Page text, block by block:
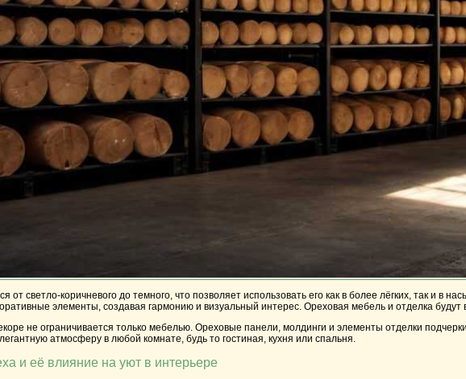
от светло-коричневого до темного, что позволяет использовать его как в более лёгких, так и
элементы, создавая гармонию и визуальный интерес. Ореховая мебель и отделка
не ограничивается только мебелью. Ореховые панели, молдинги и элементы отделки
атмосферу в любой комнате, будь то гостиная, кухня или спальня.
и её влияние на уют в интерьере